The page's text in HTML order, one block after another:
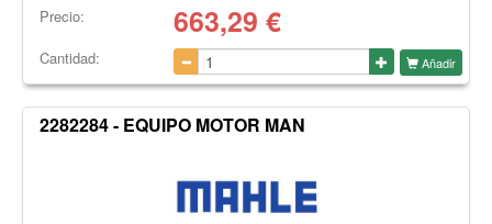
Precio: 663,29 €
Cantidad: Añadir
2282284 - EQUIPO MOTOR MAN